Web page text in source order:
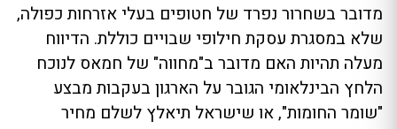
מדובר בשחרור נפרד של חטופים בעלי אזרחות כפולה,
שלא במסגרת עסקת חילופי שבויים כוללת. הדיווח
מעלה תהיות האם מדובר ב"מחווה" של חמאס לנוכח
הלחץ הבינלאומי הגובר על הארגון בעקבות מבצע
"שומר החומות", או שישראל תיאלץ לשלם מחיר